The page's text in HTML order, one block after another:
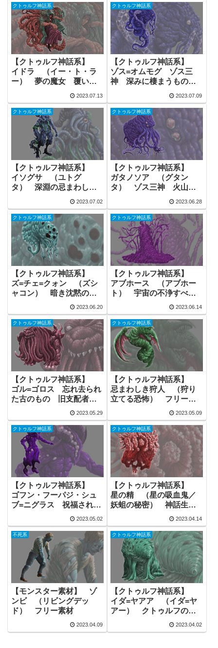
材
クトゥルフ神話系
【クトゥルフ神話系】
イドラ （イー・ト・ラ
ー） 夢の魔女 覆い隠
2023.07.13
クトゥルフ神話系
【クトゥルフ神話系】
ゾス=オムモグ ゾス三
神 深みに棲まうもの
2023.07.09
クトゥルフ神話系
【クトゥルフ神話系】
イソグサ （ユトグ
タ） 深淵の忌まわしき
者 神話生物 フリー素
材
2023.07.02
クトゥルフ神話系
【クトゥルフ神話系】
ガタノソア （グタン
タ） ゾス三神 火山の
2023.06.28
クトゥルフ神話系
【クトゥルフ神話系】
ズ=チェ=クォン （ズシ
ャコン） 暗き沈黙のも
の 旧支配者 フリー素
材
2023.06.20
クトゥルフ神話系
【クトゥルフ神話系】
アブホース （アブホー
ト） 宇宙の不浄すべて
の母にして父 フリー素
材
2023.06.14
クトゥルフ神話系
【クトゥルフ神話系】
ゴル=ゴロス 忘れ去られ
た古のもの 旧支配者
2023.05.29
クトゥルフ神話系
【クトゥルフ神話系】
忌まわしき狩人 （狩り
立てる恐怖） フリー素
2023.05.09
クトゥルフ神話系
【クトゥルフ神話系】
ゴフン・フーパジ・シュ
ブ=ニグラス 祝福されし
もの 神話生物 モンス
ター素材 フリー素材
2023.05.02
クトゥルフ神話系
【クトゥルフ神話系】
星の精 （星の吸血鬼／
妖蛆の秘密） 神話生
2023.04.14
不死系
【モンスター素材】 ゾ
ンビ （リビングデッ
ド） フリー素材
2023.04.09
クトゥルフ神話系
【クトゥルフ神話系】
イダ=ヤアア （イダ=ヤ
アー） クトゥルフの配
偶者 ゾスの母 フリー
素材
2023.04.02